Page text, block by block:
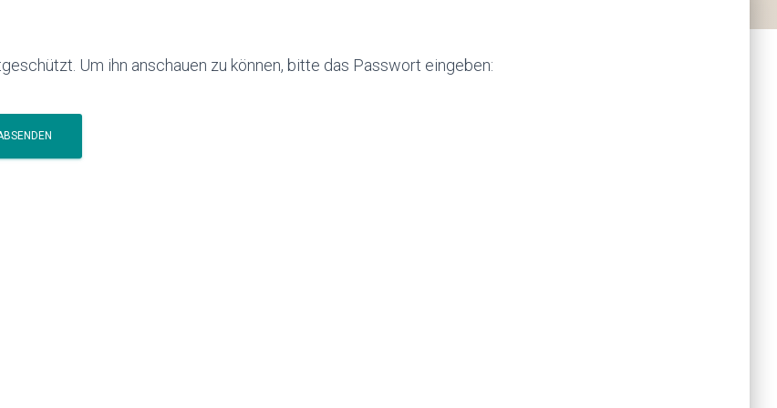
Um ihn anschauen zu können, bitte das Passwort eingeben: